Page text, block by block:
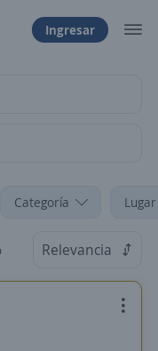
Ingresar
Categoría
Relevancia